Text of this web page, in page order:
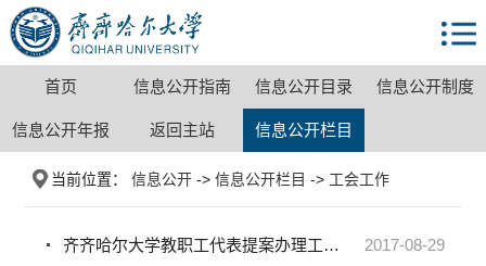
首页 信息公开指南 信息公开目录 信息公开制度
信息公开年报 返回主站 信息公开栏目
当前位置：信息公开 ->信息公开栏目 -> 工会工作
2017-08-29
齐齐哈尔大学教职工代表提案办理工作制度